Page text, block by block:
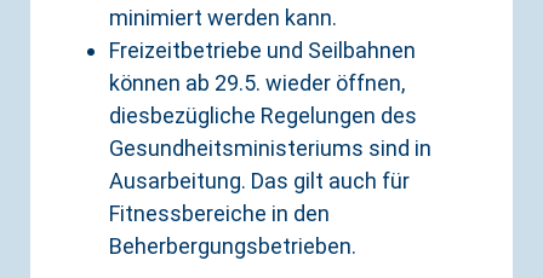
minimiert werden kann.
Freizeitbetriebe und Seilbahnen
können ab 29.5. wieder öffnen,
diesbezügliche Regelungen des
Gesundheitsministeriums sind in
Ausarbeitung. Das gilt auch für
Fitnessbereiche in den
Beherbergungsbetrieben.